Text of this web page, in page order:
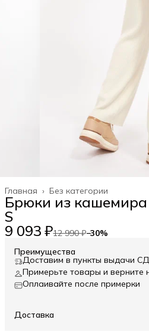
Без категории
Главная ›
Брюки из кашемира
S
9 093 ₽12 990 ₽−30%
Преимущества
Доставим в пункты выдачи
Примерьте товары и верните
Оплаивайте после примерки
Доставка